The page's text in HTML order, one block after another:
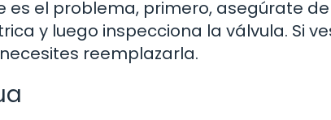
es el problema, primero, asegúrate de
y luego inspecciona la válvula. Si
reemplazarla.